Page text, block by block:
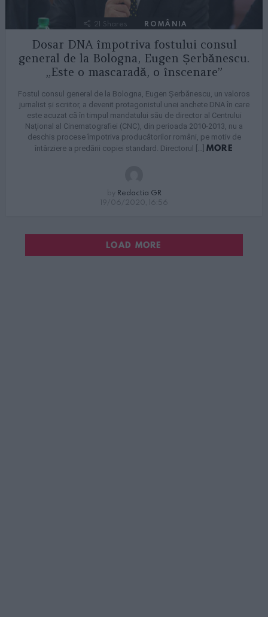
21 Shares ROMÂNIA
Dosar DNA împotriva fostului consul
general de la Bologna, Eugen Șerbănescu.
„Este o mascaradă, o înscenare”
Fostul consul general de la Bologna, Eugen Șerbănescu, un valoros
jurnalist și scriitor, a devenit protagonistul unei anchete DNA în care
este acuzat că în timpul mandatului său de director al Centrului
Naţional al Cinematografiei (CNC), din perioada 2010-2013, nu a
deschis procese împotriva producătorilor români, pe motiv de
întârziere a predării copiei standard. Directorul […] MORE
by Redactia GR
19/06/2020, 16:56
LOAD MORE